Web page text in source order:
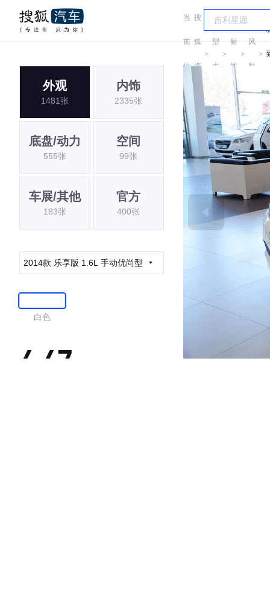
当
前
位
置:
搜
狐
汽
＞
车
型
大
＞
标
致
＞
风
标
致
＞
外观
1481张
内饰
2335张
底盘/动力
555张
空间
99张
车展/其他
183张
官方
400张
2014款 乐享版 1.6L 手动优尚型
白色
4.47